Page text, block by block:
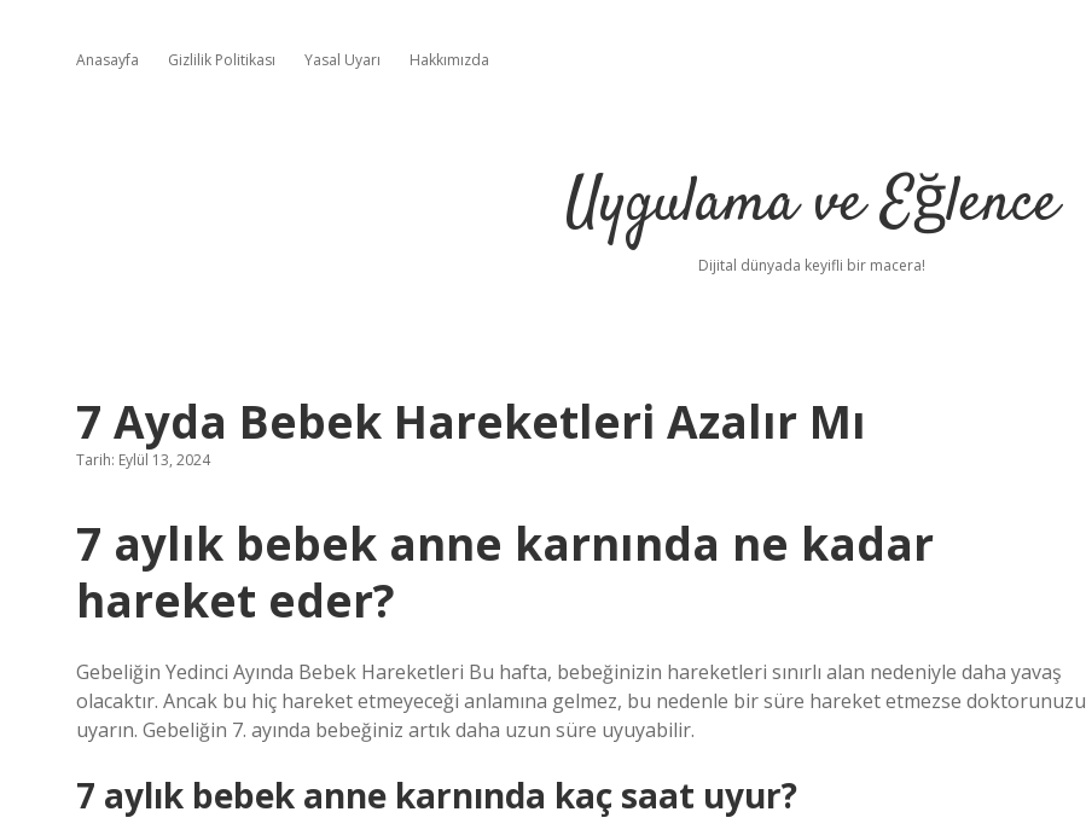
Anasayfa Gizlilik Politikası Yasal Uyarı Hakkımızda
Uygulama ve Eğlence
Dijital dünyada keyifli bir macera!
7 Ayda Bebek Hareketleri Azalır Mı
Tarih: Eylül 13, 2024
7 aylık bebek anne karnında ne kadar
hareket eder?
Gebeliğin Yedinci Ayında Bebek Hareketleri Bu hafta, bebeğinizin hareketleri sınırlı alan nedeniyle daha yavaş
olacaktır. Ancak bu hiç hareket etmeyeceği anlamına gelmez, bu nedenle bir süre hareket etmezse doktorunuzu
uyarın. Gebeliğin 7. ayında bebeğiniz artık daha uzun süre uyuyabilir.
7 aylık bebek anne karnında kaç saat uyur?